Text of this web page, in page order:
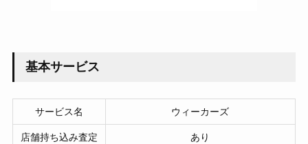
基本サービス
サービス名 ウィーカーズ
店舗持ち込み査定 あり